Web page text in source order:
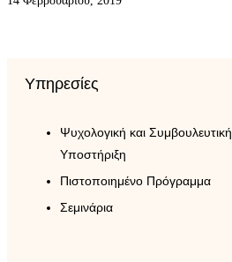
Υπηρεσίες
Ψυχολογική και Συμβουλευτική
Υποστήριξη
Πιστοποιημένο Πρόγραμμα
Σεμινάρια